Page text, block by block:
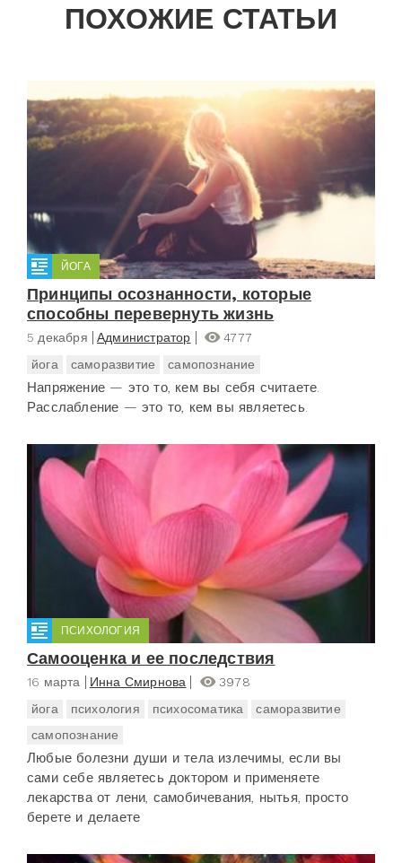
ПОХОЖИЕ СТАТЬИ
ЙОГА
Принципы осознанности, которые
способны перевернуть жизнь
5 декабря Администратор
4777
йога
саморазвитие самопознание
Напряжение — это то, кем вы себя считаете.
Расслабление — это то, кем вы являетесь.
ПСИХОЛОГИЯ
Самооценка и ее последствия
16 марта Инна Смирнова
3978
йога
психология психосоматика
саморазвитие
самопознание
Любые болезни души и тела излечимы, если вы
сами себе являетесь доктором и применяете
лекарства от лени, самобичевания, нытья, просто
берете и делаете